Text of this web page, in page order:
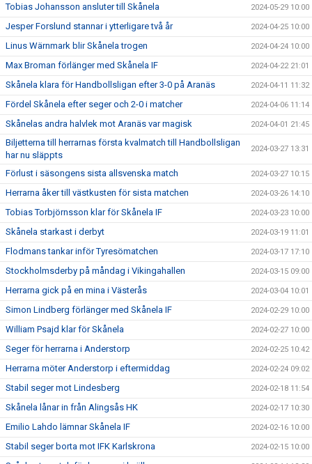
Tobias Johansson ansluter till Skånela 2024-05-29 10:00
Jesper Forslund stannar i ytterligare två år 2024-04-25 10:00
Linus Wärnmark blir Skånela trogen 2024-04-24 10:00
Max Broman förlänger med Skånela IF 2024-04-22 21:01
Skånela klara för Handbollsligan efter 3-0 på Aranäs 2024-04-11 11:32
Fördel Skånela efter seger och 2-0 i matcher 2024-04-06 11:14
Skånelas andra halvlek mot Aranäs var magisk 2024-04-01 21:45
Biljetterna till herrarnas första kvalmatch till Handbollsligan
har nu släppts
2024-03-27 13:31
Förlust i säsongens sista allsvenska match 2024-03-27 10:15
Herrarna åker till västkusten för sista matchen 2024-03-26 14:10
Tobias Torbjörnsson klar för Skånela IF 2024-03-23 10:00
Skånela starkast i derbyt 2024-03-19 11:01
Flodmans tankar inför Tyresömatchen 2024-03-17 17:10
Stockholmsderby på måndag i Vikingahallen 2024-03-15 09:00
Herrarna gick på en mina i Västerås 2024-03-04 10:01
Simon Lindberg förlänger med Skånela IF 2024-02-29 10:00
William Psajd klar för Skånela 2024-02-27 10:00
Seger för herrarna i Anderstorp 2024-02-25 10:42
Herrarna möter Anderstorp i eftermiddag 2024-02-24 09:02
Stabil seger mot Lindesberg 2024-02-18 11:54
Skånela lånar in från Alingsås HK 2024-02-17 10:30
Emilio Lahdo lämnar Skånela IF 2024-02-16 10:00
Stabil seger borta mot IFK Karlskrona 2024-02-15 10:00